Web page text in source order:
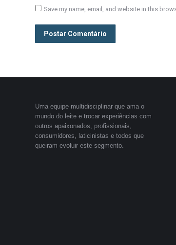
Save my name, email, and website in this
Postar Comentário
Uma equipe multidisciplinar que ama o
mundo do leite e trocar experiências com
outros apaixonados, profissionais,
consumidores, laticinistas e todos que
queiram evoluir este segmento.